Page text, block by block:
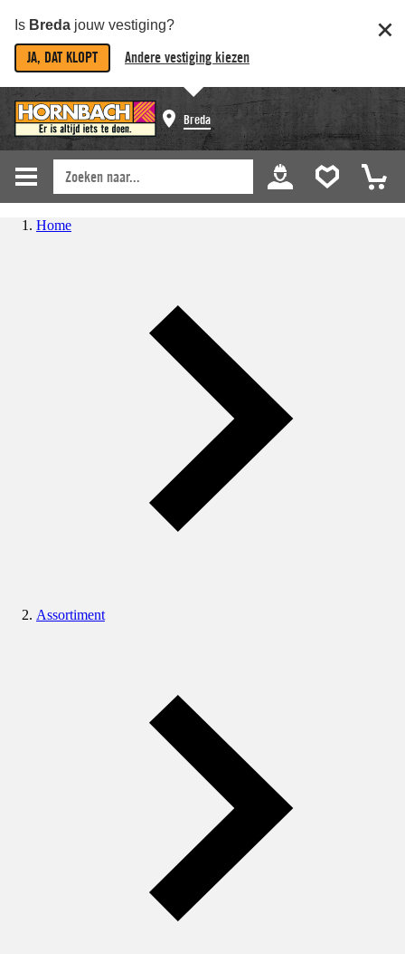
Is Breda jouw vestiging?
JA, DAT KLOPT Andere vestiging kiezen
Breda
Home
Assortiment